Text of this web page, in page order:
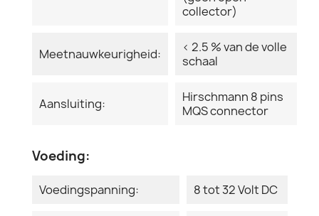
collector)
Meetnauwkeurigheid:
< 2.5 % van de volle
schaal
Aansluiting:
Hirschmann 8 pins
MQS connector
Voeding:
Voedingspanning: 8 tot 32 Volt DC